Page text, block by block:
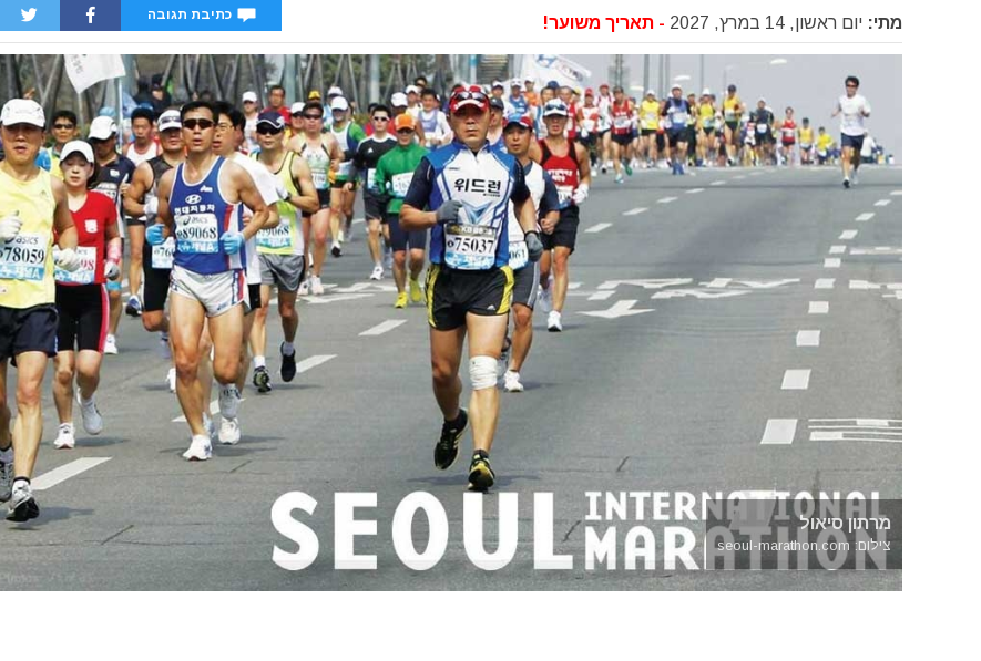
מתי: יום ראשון, 14 במרץ, 2027 - תאריך משוער! כתיבת תגובה
מרתון סיאול
צילום: seoul-marathon.com